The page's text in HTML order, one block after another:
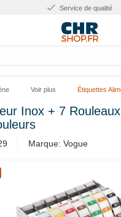
Service de qualité
Voir plus Étiquettes
Inox + 7
Marque: Vogue